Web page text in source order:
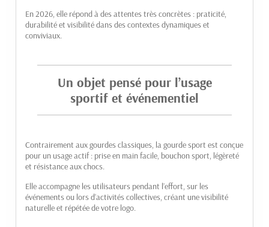
En 2026, elle répond à des attentes très concrètes : praticité,
durabilité et visibilité dans des contextes dynamiques et
conviviaux.
Un objet pensé pour l’usage
sportif et événementiel
Contrairement aux gourdes classiques, la gourde sport est conçue
pour un usage actif : prise en main facile, bouchon sport, légèreté
et résistance aux chocs.
Elle accompagne les utilisateurs pendant l’effort, sur les
événements ou lors d’activités collectives, créant une visibilité
naturelle et répétée de votre logo.